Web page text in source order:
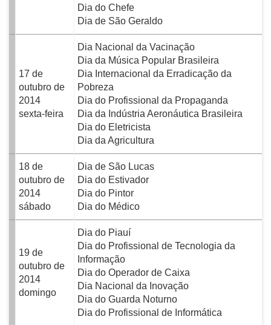
Dia do Chefe
Dia de São Geraldo
17 de
outubro de
2014
sexta-feira
Dia Nacional da Vacinação
Dia da Música Popular Brasileira
Dia Internacional da Erradicação da
Pobreza
Dia do Profissional da Propaganda
Dia da Indústria Aeronáutica Brasileira
Dia do Eletricista
Dia da Agricultura
18 de
outubro de
2014
sábado
Dia de São Lucas
Dia do Estivador
Dia do Pintor
Dia do Médico
19 de
outubro de
2014
domingo
Dia do Piauí
Dia do Profissional de Tecnologia da
Informação
Dia do Operador de Caixa
Dia Nacional da Inovação
Dia do Guarda Noturno
Dia do Profissional de Informática